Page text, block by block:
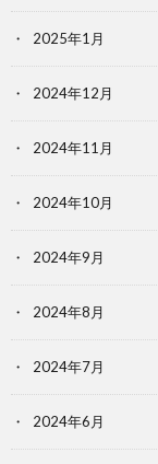
2025年1月
2024年12月
2024年11月
2024年10月
2024年9月
2024年8月
2024年7月
2024年6月